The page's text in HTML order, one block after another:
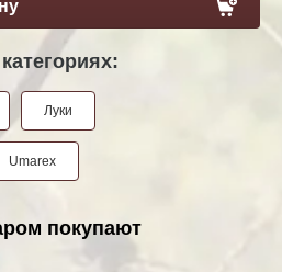
Луки
Umarex
покупают